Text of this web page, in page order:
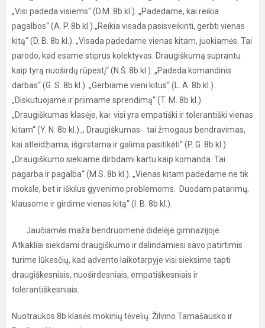
„Visi padeda visiems“ (D.M. 8b kl.). „Padedame, kai reikia
pagalbos“ (A. P. 8b kl.).„Reikia visada pasisveikinti, gerbti vienas
kitą“ (D. B. 8b kl.). „Visada padedame vienas kitam, juokiamės. Tai
parodo, kad esame stiprus kolektyvas. Draugiškumą suprantu
kaip tyrą nuoširdų rūpestį“ (N.Š. 8b kl.). „Padeda komandinis
darbas“ (G. S. 8b kl.). „Gerbiame vieni kitus“ (L. A. 8b kl.).
„Diskutuojame ir priimame sprendimą“ (T. M. 8b kl.).
„Draugiškumas klasėje, kai visi yra empatiški ir tolerantiški vienas
kitam“ (Y. N. 8b kl.).,, Draugiškumas- tai žmogaus bendravimas,
kai atleidžiama, išgirstama ir galima pasitikėti“ (P. G. 8b kl.)
„Draugiškumo siekiame dirbdami kartu kaip komanda. Tai
pagarba ir pagalba“ (M.S. 8b kl.). „Vienas kitam padedame ne tik
moksle, bet ir iškilus gyvenimo problemoms. Duodam patarimų,
klausome ir girdime vienas kitą“ (I. B. 8b kl.).
Jaučiamės maža bendruomenė didelėje gimnazijoje.
Atkakliai siekdami draugiškumo ir dalindamiesi savo patirtimis
turime lūkesčių, kad advento laikotarpyje visi sieksime tapti
draugiškesniais, nuoširdesniais, empatiškesniais ir
tolerantiškesniais.
Nuotraukos 8b klasės mokinių tėvelių: Žilvino Tamašausko ir